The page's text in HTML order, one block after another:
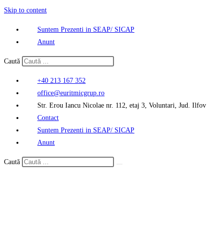
Skip to content
Suntem Prezenti in SEAP/ SICAP
Anunt
Caută
+40 213 167 352
office@euritmicgrup.ro
Str. Erou Iancu Nicolae nr. 112, etaj 3, Voluntari, Jud. Ilfov
Contact
Suntem Prezenti in SEAP/ SICAP
Anunt
Caută